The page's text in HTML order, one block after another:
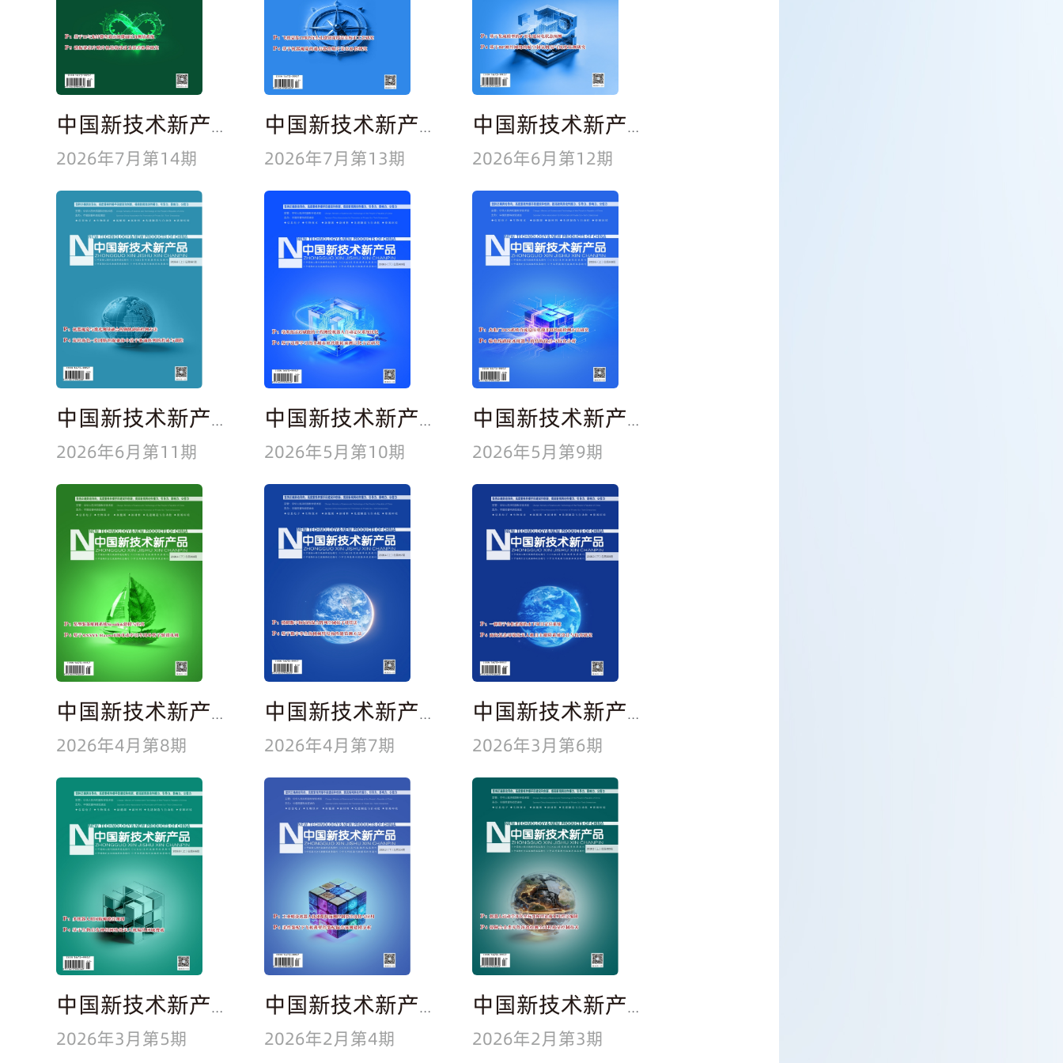
中国新技术新产品
2026年7月第14期
中国新技术新产品
2026年7月第13期
中国新技术新产品
2026年6月第12期
中国新技术新产品
2026年6月第11期
中国新技术新产品
2026年5月第10期
中国新技术新产品
2026年5月第9期
中国新技术新产品
2026年4月第8期
中国新技术新产品
2026年4月第7期
中国新技术新产品
2026年3月第6期
中国新技术新产品
2026年3月第5期
中国新技术新产品
2026年2月第4期
中国新技术新产品
2026年2月第3期